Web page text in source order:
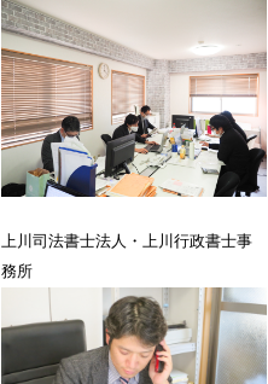
上川司法書士法人・上川行政書士事
務所